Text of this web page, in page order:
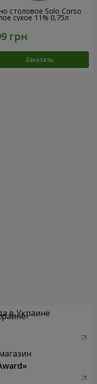
столовое Solo Corso
сухое 11% 0,75л
Заказать
в Украине